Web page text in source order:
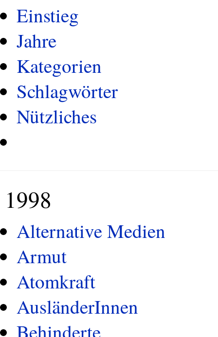
Einstieg
Jahre
Kategorien
Schlagwörter
Nützliches
1998
Alternative Medien
Armut
Atomkraft
AusländerInnen
Behinderte